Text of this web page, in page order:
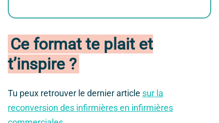
Ce format te plait et
t’inspire ?
Tu peux retrouver le dernier article sur la
reconversion des infirmières en infirmières